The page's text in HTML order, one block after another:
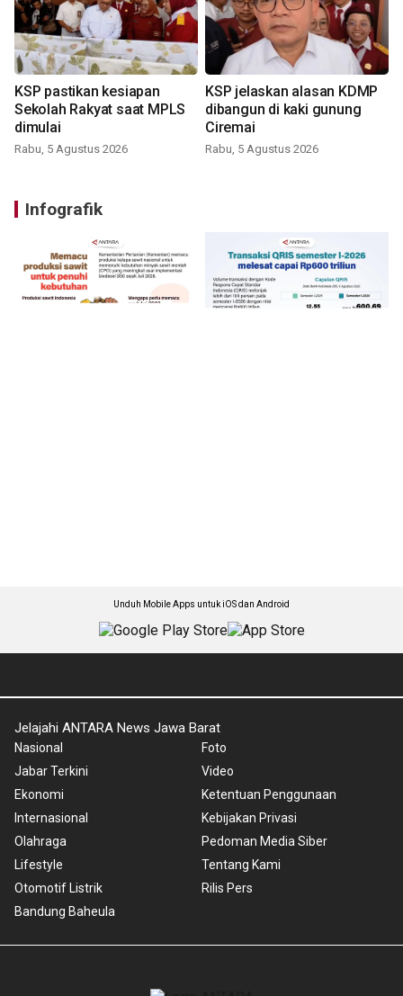
KSP pastikan kesiapan
Sekolah Rakyat saat MPLS
dimulai
Rabu, 5 Agustus 2026
KSP jelaskan alasan KDMP
dibangun di kaki gunung
Ciremai
Rabu, 5 Agustus 2026
Infografik
Unduh Mobile Apps untuk iOS dan Android
Jelajahi ANTARA News Jawa Barat
Nasional
Jabar Terkini
Ekonomi
Internasional
Olahraga
Lifestyle
Otomotif Listrik
Bandung Baheula
Foto
Video
Ketentuan Penggunaan
Kebijakan Privasi
Pedoman Media Siber
Tentang Kami
Rilis Pers